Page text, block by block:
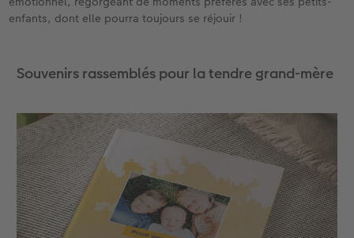
Accessoires
CEWE myPhotos
Accessoires
Nouveautés
enfants, dont elle pourra toujours se réjouir !
Souvenirs rassemblés pour la tendre grand-mère